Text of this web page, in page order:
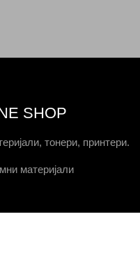
SHOP
тонери, принтери.
материјали